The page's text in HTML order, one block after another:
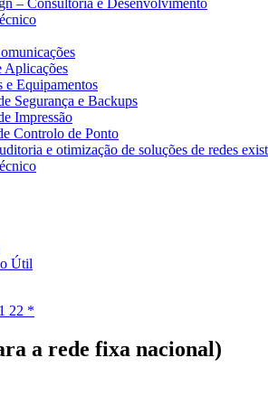
Aplicações
e Equipamentos
Segurança e Backups
Impressão
Controlo de Ponto
e otimização de soluções de redes
Útil
22 *
a rede fixa nacional)